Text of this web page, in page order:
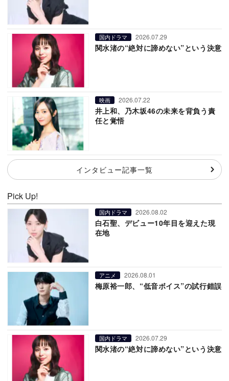
国内ドラマ 2026.07.29
関水渚の“絶対に諦めない”という決意
映画 2026.07.22
井上和、乃木坂46の未来を背負う責
任と覚悟
インタビュー記事一覧
Pick Up!
国内ドラマ 2026.08.02
白石聖、デビュー10年目を迎えた現
在地
アニメ 2026.08.01
梅原裕一郎、“低音ボイス”の試行錯誤
国内ドラマ 2026.07.29
関水渚の“絶対に諦めない”という決意